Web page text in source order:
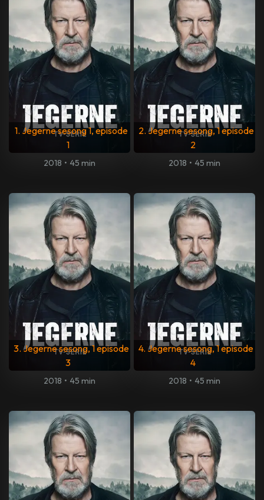
1. Jegerne sesong 1, episode
1
2018 • 45 min
2. Jegerne sesong, 1 episode
2
2018 • 45 min
3. Jegerne sesong, 1 episode
3
2018 • 45 min
4. Jegerne sesong, 1 episode
4
2018 • 45 min